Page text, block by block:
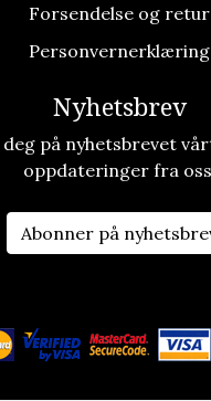
Forsendelse og retur
Personvernerklæring
Nyhetsbrev
deg på nyhetsbrevet
oppdateringer fra
Abonner på